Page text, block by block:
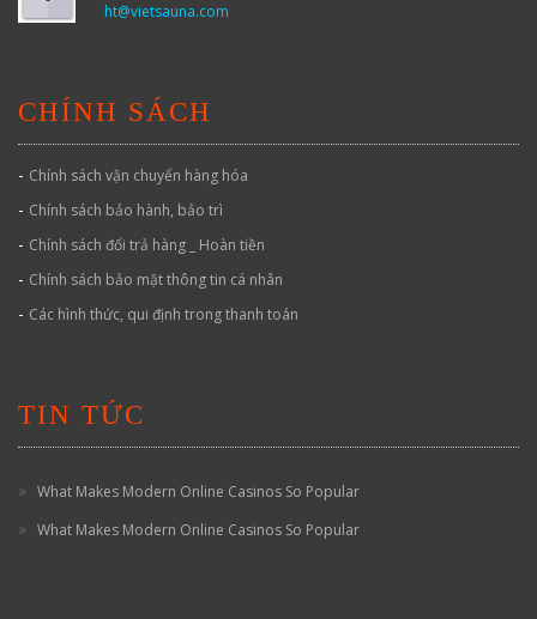
ht@vietsauna.com
CHÍNH SÁCH
- Chính sách vận chuyển hàng hóa
- Chính sách bảo hành, bảo trì
- Chính sách đổi trả hàng _ Hoàn tiền
- Chính sách bảo mật thông tin cá nhân
- Các hình thức, qui định trong thanh toán
TIN TỨC
What Makes Modern Online Casinos So Popular
What Makes Modern Online Casinos So Popular